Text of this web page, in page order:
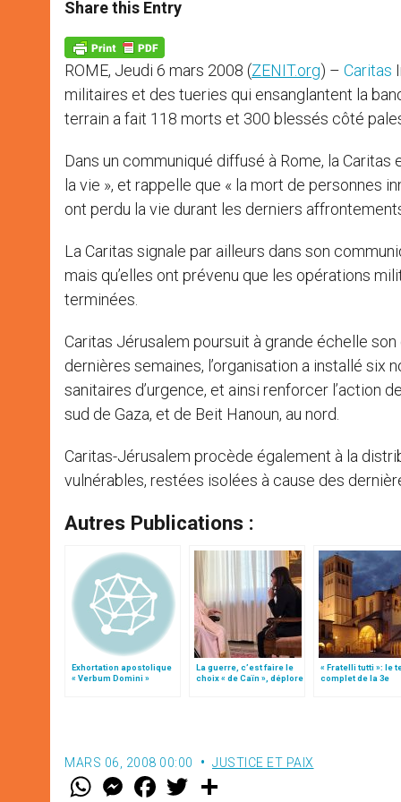
s
p
p
e
g
e
r
b
k
Share this Entry
ROME, Jeudi 6 mars 2008 (ZENIT.org) – Caritas
militaires et des tueries qui ensanglantent la
terrain a fait 118 morts et 300 blessés côté
Dans un communiqué diffusé à Rome, la
la vie », et rappelle que « la mort de personnes
ont perdu la vie durant les derniers
La Caritas signale par ailleurs dans son
mais qu’elles ont prévenu que les opérations
terminées.
Caritas Jérusalem poursuit à grande échelle
dernières semaines, l’organisation a installé
sanitaires d’urgence, et ainsi renforcer l’action
sud de Gaza, et de Beit Hanoun, au nord.
Caritas-Jérusalem procède également à la
vulnérables, restées isolées à cause des
Autres Publications :
Exhortation apostolique
« Verbum Domini »
La guerre, c’est faire le
choix « de Caïn », déplore
« Fratelli tutti »: le
complet de la 3e
MARS 06, 2008 00:00 JUSTICE ET PAIX
W M
e
F
a w